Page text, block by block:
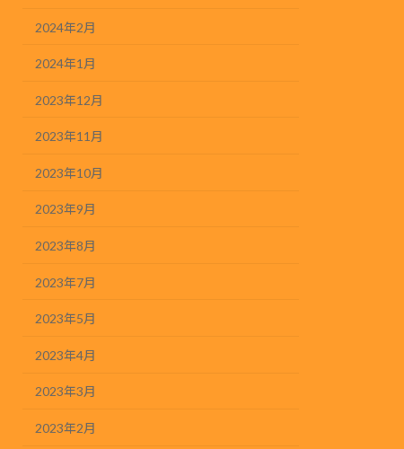
2024年2月
2024年1月
2023年12月
2023年11月
2023年10月
2023年9月
2023年8月
2023年7月
2023年5月
2023年4月
2023年3月
2023年2月